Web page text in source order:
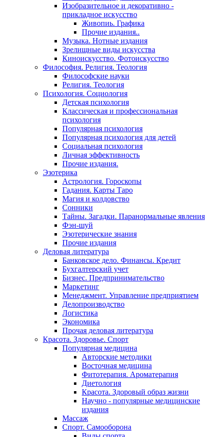
Изобразительное и декоративно -
прикладное искусство
Живопиь. Графика
Прочие издания..
Музыка. Нотные издания
Зрелищные виды искусства
Киноискусство. Фотоискусство
Философия. Религия. Теология
Философские науки
Религия. Теология
Психология. Социология
Детская психология
Классическая и профессиональная
психология
Популярная психология
Популярная психология для детей
Социальная психология
Личная эффективность
Прочие издания.
Эзотерика
Астрология. Гороскопы
Гадания. Карты Таро
Магия и колдовство
Сонники
Тайны. Загадки. Паранормальные явления
Фэн-шуй
Эзотерические знания
Прочие издания
Деловая литература
Банковское дело. Финансы. Кредит
Бухгалтерский учет
Бизнес. Предпринимательство
Маркетинг
Менеджмент. Управление предприятием
Делопроизводство
Логистика
Экономика
Прочая деловая литература
Красота. Здоровье. Спорт
Популярная медицина
Авторские методики
Восточная медицина
Фитотерапия. Ароматерапия
Диетология
Красота. Здоровый образ жизни
Научно - популярные медицинские
издания
Массаж
Спорт. Самооборона